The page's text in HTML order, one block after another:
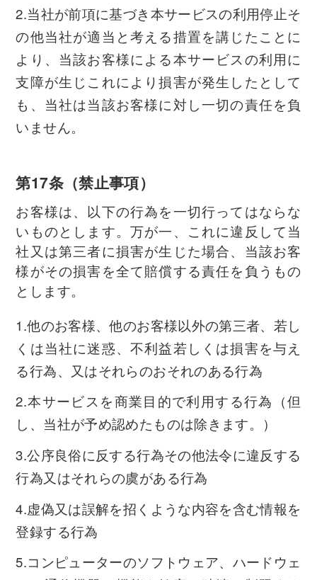
2.当社が前項に基づき本サービスの利用停止そ
の他当社が適当と考える措置を講じたことに
より、当該お客様による本サービスの利用に
支障が生じこれにより損害が発生したとして
も、当社は当該お客様に対し一切の責任を負
いません。
第17条（禁止事項）
お客様は、以下の行為を一切行ってはならな
いものとします。万が一、これに違反して当
社又は第三者に損害が生じた場合、当該お客
様がその損害を全て賠償する責任を負うもの
とします。
1.他のお客様、他のお客様以外の第三者、若し
くは当社に迷惑、不利益若しくは損害を与え
る行為、又はそれらのおそれのある行為
2.本サービスを商業目的で利用する行為（但
し、当社が予め認めたものは除きます。）
3.公序良俗に反する行為その他法令に違反する
行為又はそれらの虞がある行為
4.虚偽又は誤解を招くような内容を含む情報を
登録する行為
5.コンピューターのソフトウェア、ハードウェ